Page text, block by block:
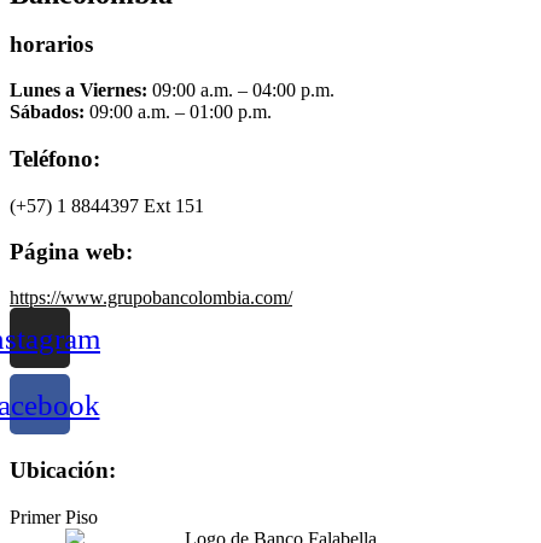
horarios
Lunes a Viernes: 09:00 a.m. – 04:00 p.m.
Sábados: 09:00 a.m. – 01:00 p.m.
Teléfono:
(+57) 1 8844397 Ext 151
Página web:
https://www.grupobancolombia.com/
Ubicación:
Primer Piso